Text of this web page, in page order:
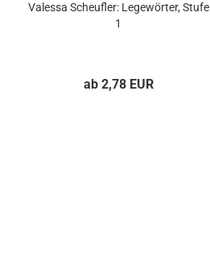
Valessa Scheufler: Legewörter, Stufe
1
ab 2,78 EUR